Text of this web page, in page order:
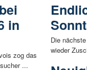
in
zog das
...
Die
wieder